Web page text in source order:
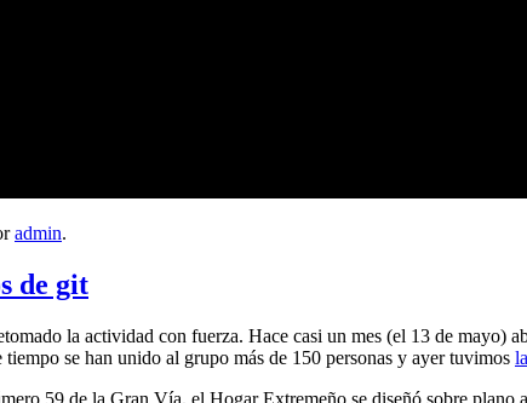
admin.
de git
la actividad con fuerza. Hace casi un mes (el 13 de mayo)
se han unido al grupo más de 150 personas y ayer tuvimos
59 de la Gran Vía, el Hogar Extremeño se diseñó sobre